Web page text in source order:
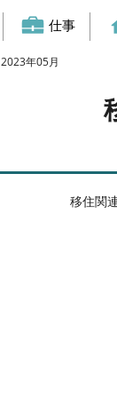
仕事
2023年05月
移住関